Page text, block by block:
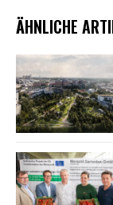
ÄHNLICHE